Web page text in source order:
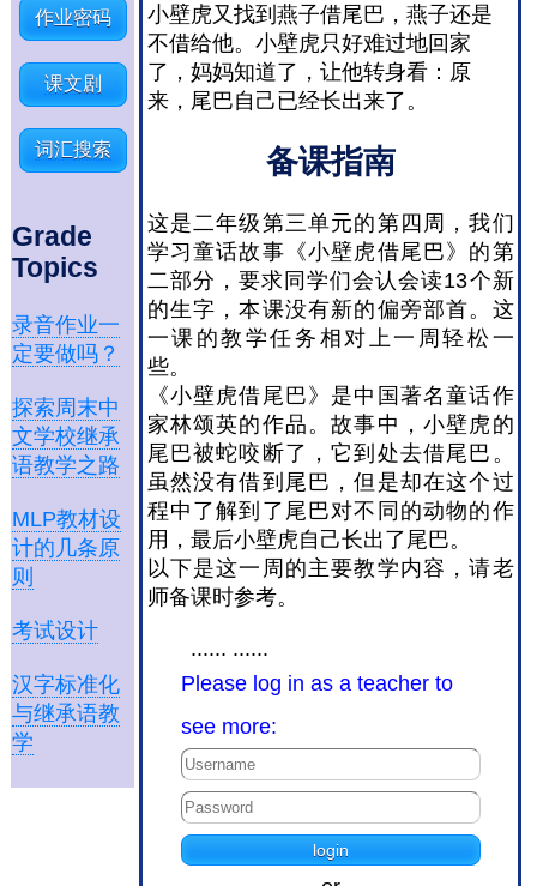
作业密码
课文剧
词汇搜索
Grade
Topics
录音作业一
定要做吗？
探索周末中
文学校继承
语教学之路
MLP教材设
计的几条原
则
考试设计
汉字标准化
与继承语教
学
小壁虎又找到燕子借尾巴，燕子还是
不借给他。小壁虎只好难过地回家
了，妈妈知道了，让他转身看：原
来，尾巴自己已经长出来了。
备课指南
这是二年级第三单元的第四周，我们
学习童话故事《小壁虎借尾巴》的第
二部分，要求同学们会认会读13个新
的生字，本课没有新的偏旁部首。这
一课的教学任务相对上一周轻松一
些。
《小壁虎借尾巴》是中国著名童话作
家林颂英的作品。故事中，小壁虎的
尾巴被蛇咬断了，它到处去借尾巴。
虽然没有借到尾巴，但是却在这个过
程中了解到了尾巴对不同的动物的作
用，最后小壁虎自己长出了尾巴。
以下是这一周的主要教学内容，请老
师备课时参考。
...... ......
Please log in as a teacher to
see more: